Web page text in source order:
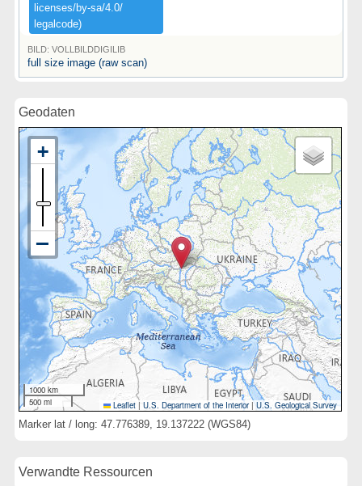
licenses/​by-​sa/​4.​0/​
legalcode)​
BILD: VOLLBILDDIGILIB
full size image (raw scan)
Geodaten
1000 km
500 mi
Leaflet | U.S. Department of the Interior|U.S. Geological Survey
Marker lat / long: 47.776389, 19.137222 (WGS84)
Verwandte Ressourcen